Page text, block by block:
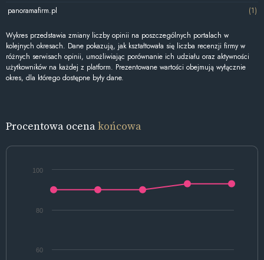
panoramafirm.pl
(1)
Wykres przedstawia zmiany liczby opinii na poszczególnych portalach w
kolejnych okresach. Dane pokazują, jak kształtowała się liczba recenzji firmy w
różnych serwisach opinii, umożliwiając porównanie ich udziału oraz aktywności
użytkowników na każdej z platform. Prezentowane wartości obejmują wyłącznie
okres, dla którego dostępne były dane.
Procentowa ocenakońcowa
60
80
100